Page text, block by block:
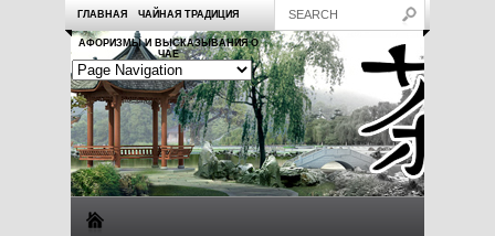
ГЛАВНАЯ ЧАЙНАЯ ТРАДИЦИЯ
АФОРИЗМЫ И ВЫСКАЗЫВАНИЯ О
ЧАЕ